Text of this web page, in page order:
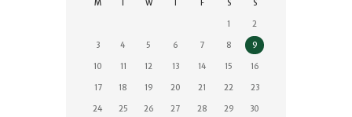
M T W T F S S
1 2
3 4 5 6 7 8 9
10 11 12 13 14 15 16
17 18 19 20 21 22 23
24 25 26 27 28 29 30